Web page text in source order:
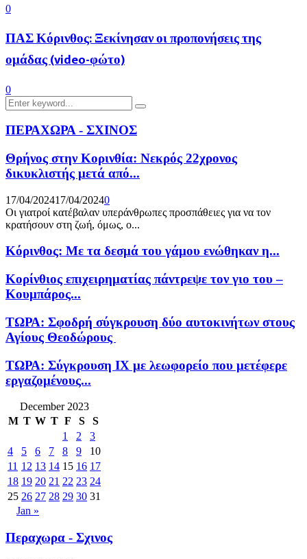
0
ΠΑΣ Κόρινθος: Ξεκίνησαν οι προπονήσεις της
ομάδας (video-φώτο)
0
Search
for:
Search
ΠΕΡΑΧΩΡΑ - ΣΧΙΝΟΣ
Θρήνος στην Κορινθία: Νεκρός 22χρονος
δικυκλιστής μετά από...
17/04/202417/04/20240
Οι γιατροί κατέβαλαν υπεράνθρωπες προσπάθειες για να τον
κρατήσουν στη ζωή, όμως, ο...
Κόρινθος: Με τα δεσμά του γάμου ενώθηκαν η...
Κορίνθιος επιχειρηματίας πάντρεψε τον γιο του –
Κουμπάρος...
ΤΩΡΑ: Σφοδρή σύγκρουση δύο αυτοκινήτων στους
Αγίους Θεοδώρους
ΤΩΡΑ: Σύγκρουση ΙΧ με λεωφορείο που μετέφερε
εργαζομένους...
December 2023
M T W T F S
S
1
2
3
4
5 6 7 8 9
10
11 12 13 14 15 16 17
18 19 20 21 22 23 24
25 26 27 28 29 30 31
Jan »
Περαχωρα - Σχινος